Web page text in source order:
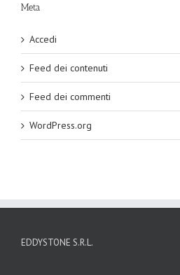
Meta
Accedi
Feed dei contenuti
Feed dei commenti
WordPress.org
EDDYSTONE S.R.L.